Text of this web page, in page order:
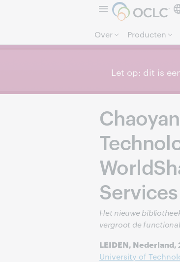
Over Producten
Let op: dit is
Het nieuwe
vergroot de
LEIDEN,
University of